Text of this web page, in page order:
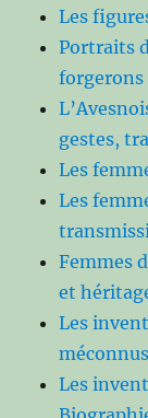
Les
Portraits
forgerons
gestes,
Les
Les
Femmes
et
Les
méconnus
Les